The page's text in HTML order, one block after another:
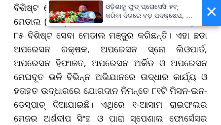
ବିଶିଷ୍ଟ ସେବା ମେଡାଲ, ୭ ଯୁଦ୍ଧ ସେବା ମେଡା, ସେନା
ମେଡାଲ (ବିଶିଷ୍ଟ ) ୨ଥର, ୪୩ ସେନା ମେଡାଲ ବିଶିଷ୍ଟ ଓ
୮୫ ବିଶିଷ୍ଟ ସେବା ମେଡାଲ ମଞ୍ଜୁର କରିଛନ୍ତି। ଏହା ଛଡା
ଅପରେସନ ରକ୍ଷକ, ଅପରେସନ ସ୍ନୋ ଲିଓପାର୍ଡ,
ଅପରେସନ ହିଫାଜତ, ଅପରେସନ ଅର୍କିଡ ଓ ଅପରେସନ
ମେଘଦୂତ ଭଳି ବିଭିନ୍ନ ଅଭିଯାନରେ ଉଦ୍ଧାର କାର୍ଯ୍ୟ ଓ
ହତାହତ ଉଦ୍ଧାରରେ ଯୋଗଦାନ ନିମନ୍ତେ ୮୧ଟି ମିସନ-ଇନ-
ଡେସ୍ପାଚ୍ ଦିଆଯାଇଛି। ଏଥିରେ ୧-ଆସାମ ରାଇଫଲର
ମେଜର ଅର୍ଶଦୀପ ସିଂହ ଓ ପାରା ସ୍ପେଶାଲ ଫୋର୍ସେସର
×
ଓଡ଼ିଶାକୁ ଫୁଡ୍ ପ୍ରୋସେସିଂ ହବ୍
କରିବା ଦିଗରେ ବଡ଼ ପଦକ୍ଷେପ, ୪୨
ହଜାରରୁ ଅଧିକ ନିଯୁକ୍ତି ସୁଯୋଗ